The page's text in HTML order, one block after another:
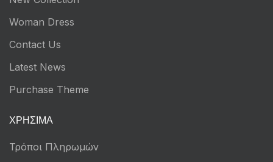
Woman Dress
Contact Us
Latest News
Purchase Theme
ΧΡΉΣΙΜΑ
Τρόποι Πληρωμών